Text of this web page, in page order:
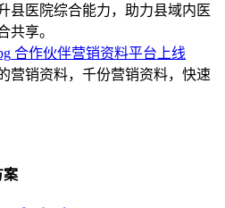
县医院综合能力，助力县域内医
共享。
合作伙伴营销资料平台上线
营销资料，千份营销资料，快速
案